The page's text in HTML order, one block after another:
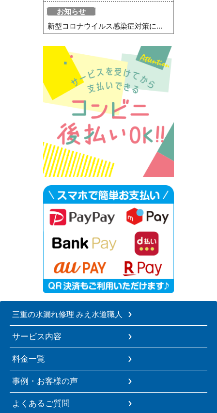
お知らせ
新型コロナウイルス感染症対策に...
三重の水漏れ修理 みえ水道職人
サービス内容
料金一覧
事例・お客様の声
よくあるご質問